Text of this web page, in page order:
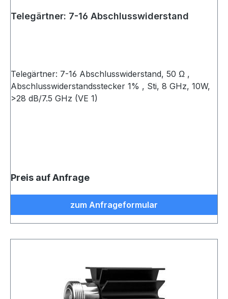
Telegärtner: 7-16 Abschlusswiderstand
Telegärtner: 7-16 Abschlusswiderstand, 50 Ω ,
Abschlusswiderstandsstecker 1% , Sti, 8 GHz, 10W,
>28 dB/7.5 GHz (VE 1)
Preis auf Anfrage
zum Anfrageformular